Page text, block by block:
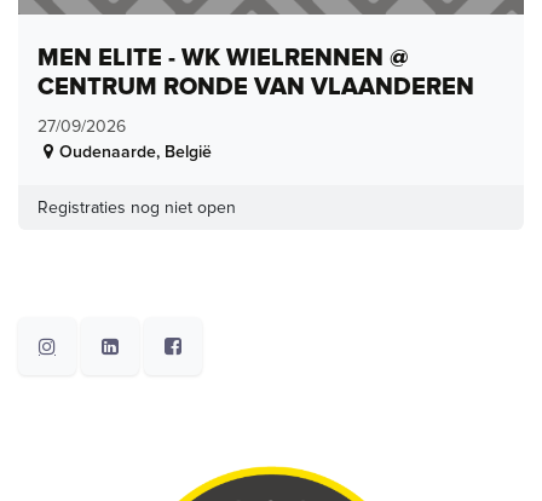
MEN ELITE - WK WIELRENNEN @
CENTRUM RONDE VAN VLAANDEREN
27/09/2026
Oudenaarde, België
Registraties nog niet open